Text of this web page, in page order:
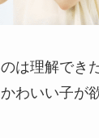
のは理解でき
わいい子が